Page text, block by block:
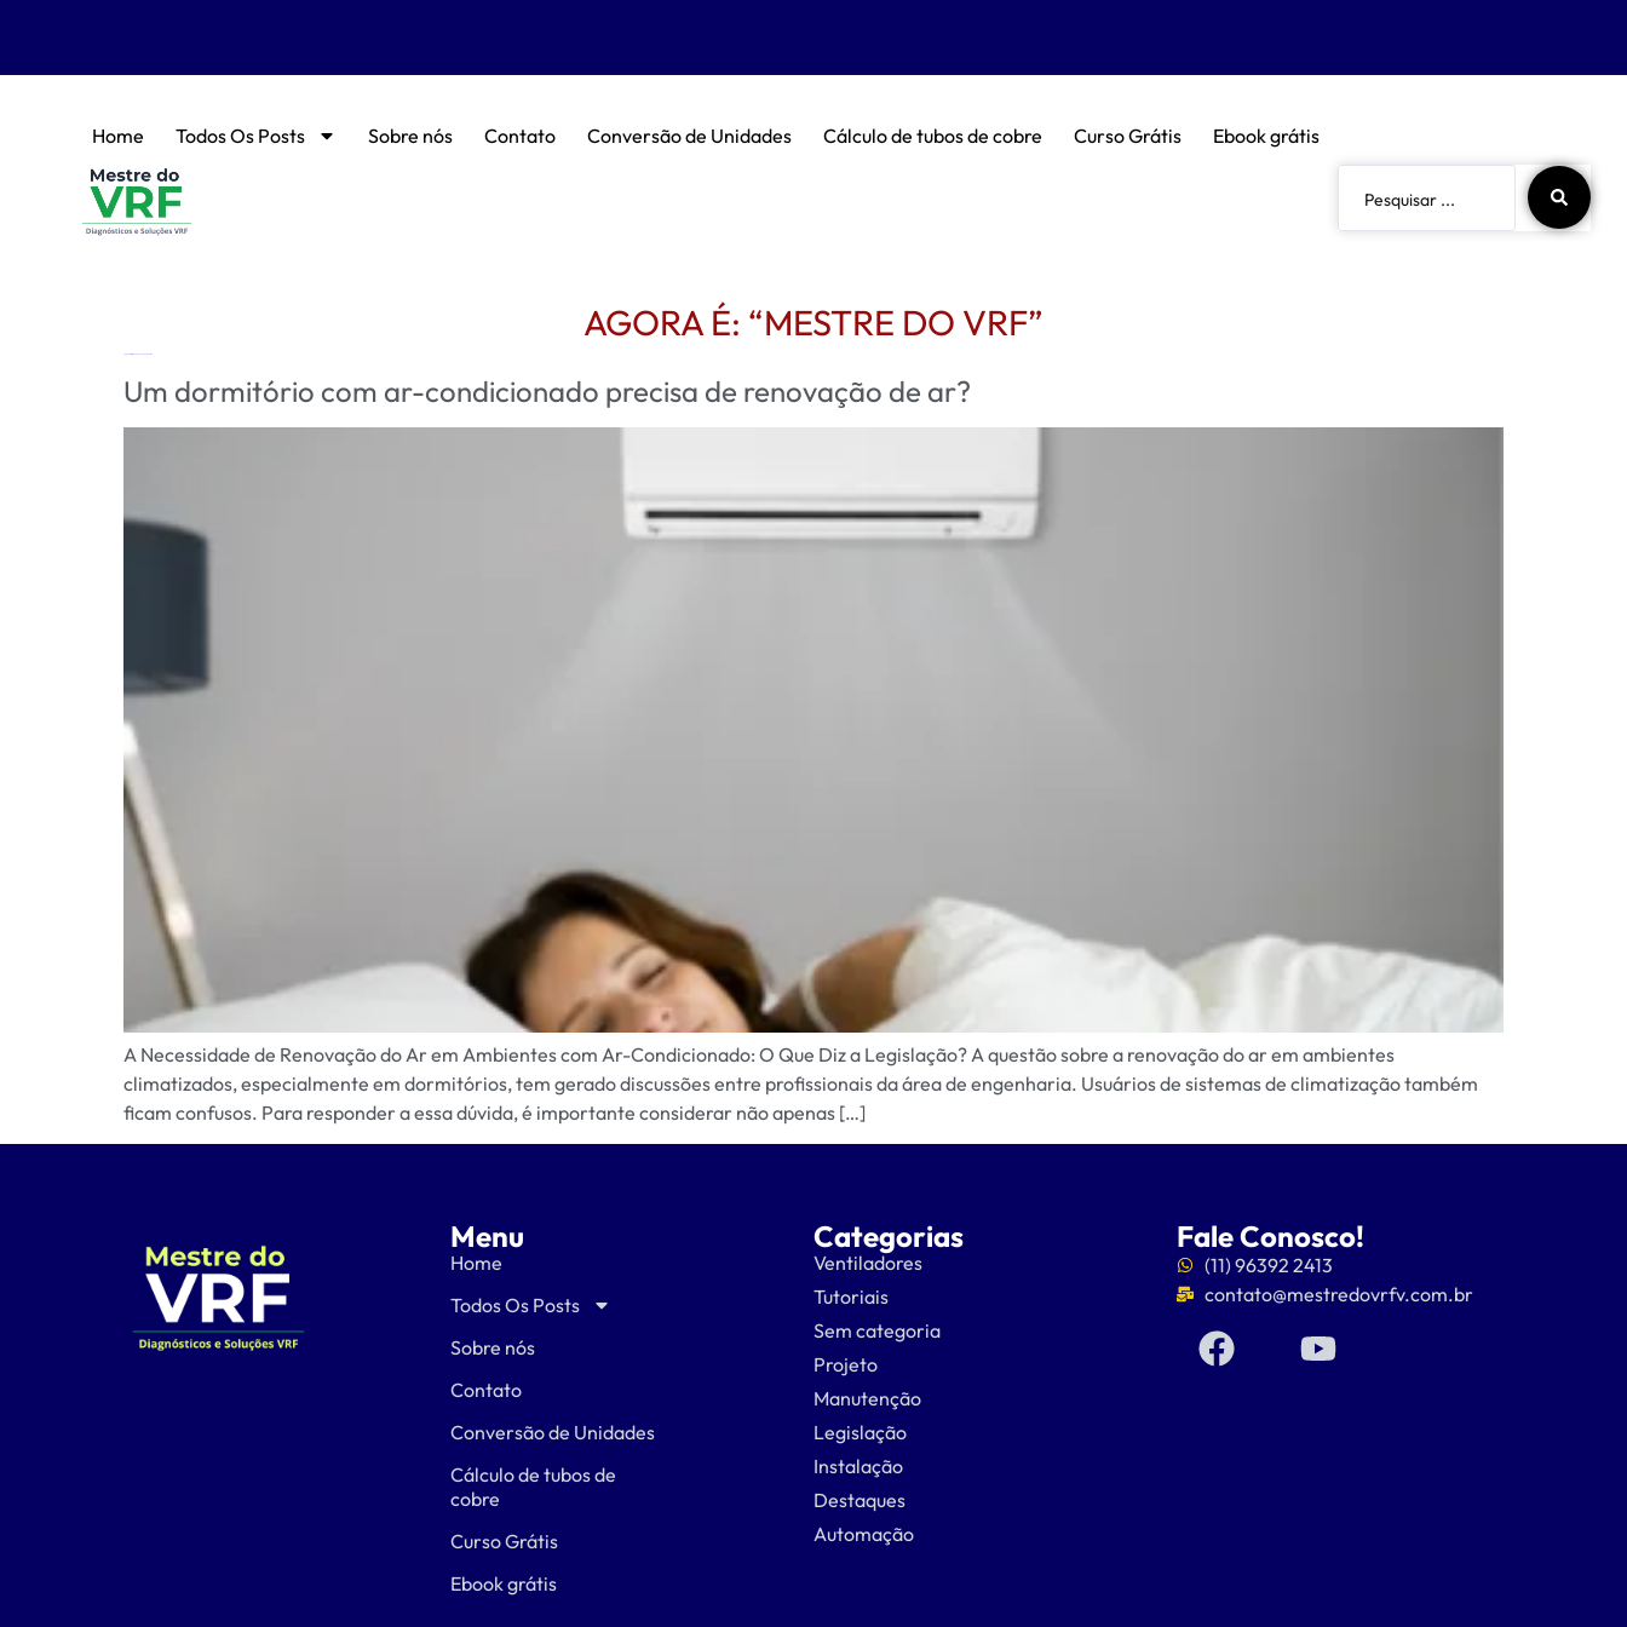
Home Todos Os Posts Sobre nós Contato Conversão de Unidades Cálculo de tubos de cobre Curso Grátis Ebook grátis
AGORA É: “MESTRE DO VRF”
Um dormitório com ar-condicionado precisa de renovação de ar?
A Necessidade de Renovação do Ar em Ambientes com Ar-Condicionado: O Que Diz a Legislação? A questão sobre a renovação do ar em ambientes
climatizados, especialmente em dormitórios, tem gerado discussões entre profissionais da área de engenharia. Usuários de sistemas de climatização também
ficam confusos. Para responder a essa dúvida, é importante considerar não apenas […]
Menu
Home
Todos Os Posts
Sobre nós
Contato
Conversão de Unidades
Cálculo de tubos de
cobre
Curso Grátis
Ebook grátis
Categorias
Ventiladores
Tutoriais
Sem categoria
Projeto
Manutenção
Legislação
Instalação
Destaques
Automação
Fale Conosco!
(11) 96392 2413
contato@mestredovrfv.com.br